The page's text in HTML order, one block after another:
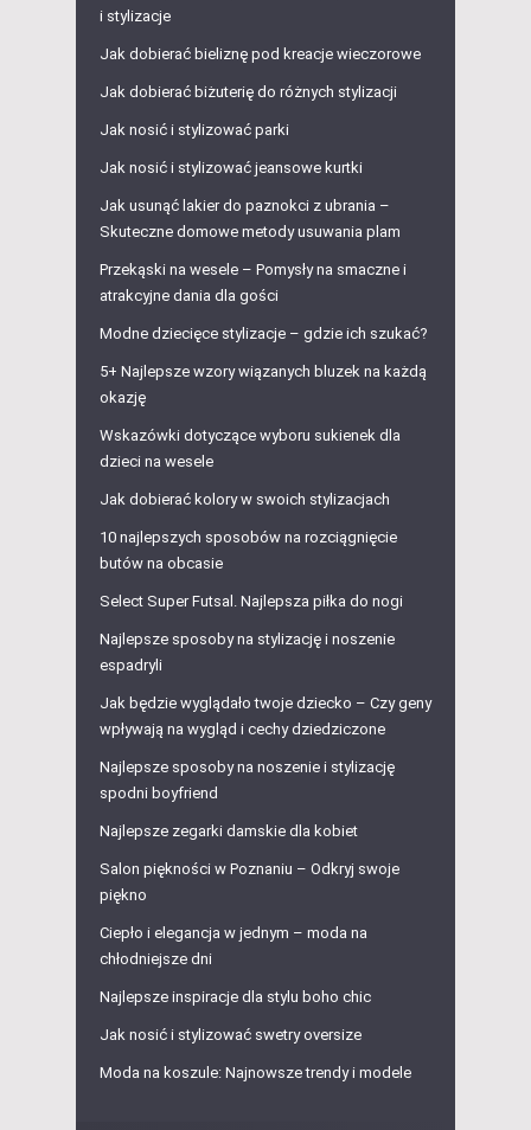
i stylizacje
Jak dobierać bieliznę pod kreacje wieczorowe
Jak dobierać biżuterię do różnych stylizacji
Jak nosić i stylizować parki
Jak nosić i stylizować jeansowe kurtki
Jak usunąć lakier do paznokci z ubrania –
Skuteczne domowe metody usuwania plam
Przekąski na wesele – Pomysły na smaczne i
atrakcyjne dania dla gości
Modne dziecięce stylizacje – gdzie ich szukać?
5+ Najlepsze wzory wiązanych bluzek na każdą
okazję
Wskazówki dotyczące wyboru sukienek dla
dzieci na wesele
Jak dobierać kolory w swoich stylizacjach
10 najlepszych sposobów na rozciągnięcie
butów na obcasie
Select Super Futsal. Najlepsza piłka do nogi
Najlepsze sposoby na stylizację i noszenie
espadryli
Jak będzie wyglądało twoje dziecko – Czy geny
wpływają na wygląd i cechy dziedziczone
Najlepsze sposoby na noszenie i stylizację
spodni boyfriend
Najlepsze zegarki damskie dla kobiet
Salon piękności w Poznaniu – Odkryj swoje
piękno
Ciepło i elegancja w jednym – moda na
chłodniejsze dni
Najlepsze inspiracje dla stylu boho chic
Jak nosić i stylizować swetry oversize
Moda na koszule: Najnowsze trendy i modele